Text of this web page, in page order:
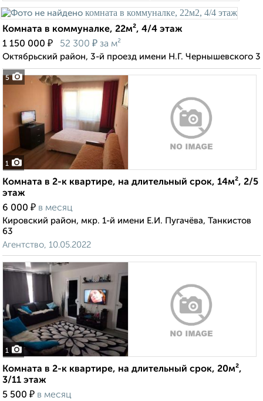
5
Комната в коммуналке, 22м², 4/4 этаж
1 150 000 ₽ 52 300 ₽ за м²
Октябрьский район, 3-й проезд имени Н.Г. Чернышевского 3
1
Комната в 2-к квартире, на длительный срок, 14м², 2/5
этаж
6 000 ₽ в месяц
Кировский район, мкр. 1-й имени Е.И. Пугачёва, Танкистов
63
Агентство, 10.05.2022
1
Комната в 2-к квартире, на длительный срок, 20м²,
3/11 этаж
5 500 ₽ в месяц